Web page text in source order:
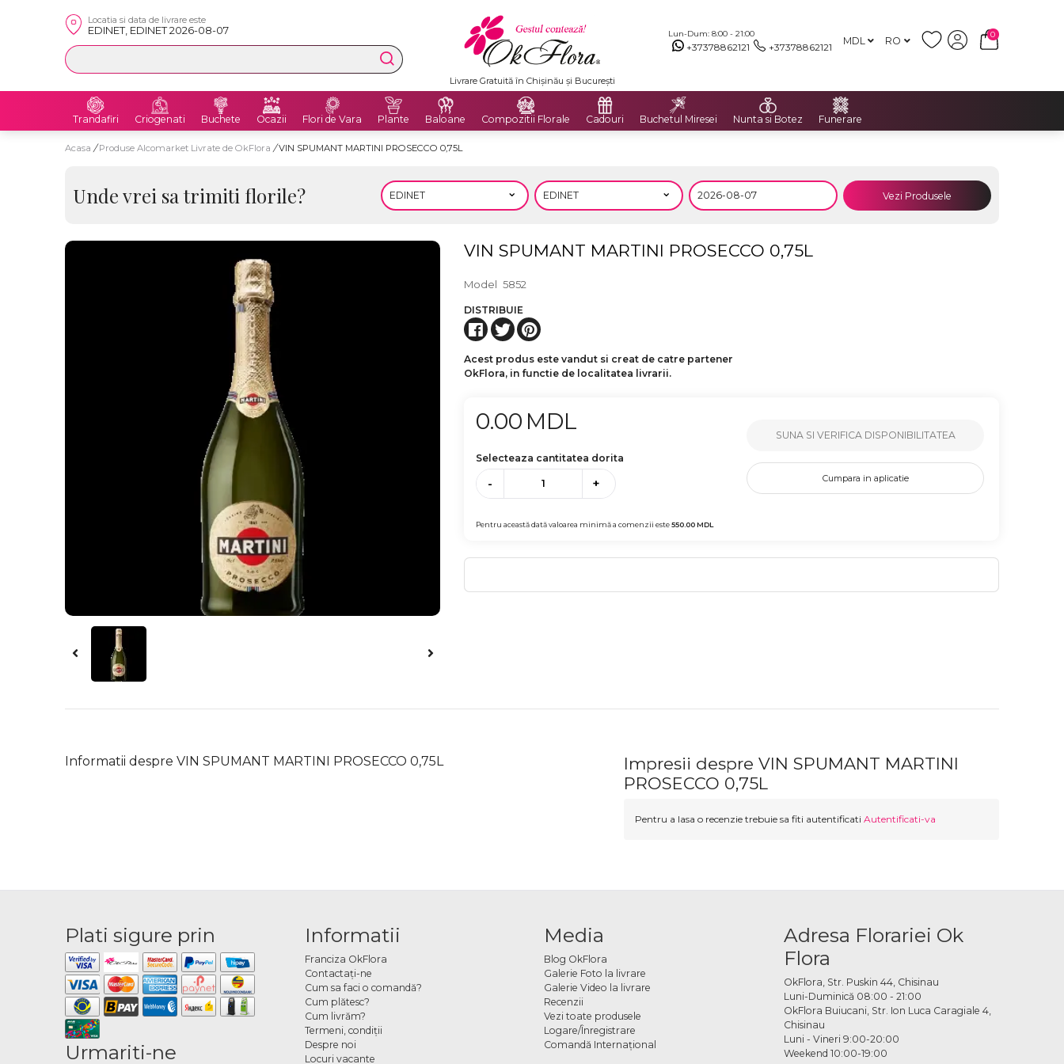
Locatia si data de livrare este
EDINET, EDINET 2026-08-07 Lun-Dum: 8:00 - 21:00
+37378862121 +37378862121 MDL RO
0
Livrare Gratuită în Chișinău și București
Trandafiri Criogenati Buchete Ocazii Flori de Vara Plante Baloane Compozitii Florale Cadouri Buchetul Miresei Nunta si Botez Funerare
Acasa / Produse Alcomarket Livrate de OkFlora / VIN SPUMANT MARTINI PROSECCO 0,75L
Unde vrei sa trimiti florile? Vezi Produsele
VIN SPUMANT MARTINI PROSECCO 0,75L
Model 5852
DISTRIBUIE
Acest produs este vandut si creat de catre partener
OkFlora, in functie de localitatea livrarii.
0.00 MDL
Selecteaza cantitatea dorita
- +
Pentru această dată valoarea minimă a comenzii este550.00MDL
SUNA SI VERIFICA DISPONIBILITATEA
Cumpara in aplicatie
Informatii despre VIN SPUMANT MARTINI PROSECCO 0,75L
Impresii despre VIN SPUMANT MARTINI
PROSECCO 0,75L
Pentru a lasa o recenzie trebuie sa fiti autentificati Autentificati-va
Plati sigure prin
Urmariti-ne
Informatii
Franciza OkFlora
Contactaţi-ne
Cum sa faci o comandă?
Cum plătesc?
Cum livrăm?
Termeni, condiţii
Despre noi
Locuri vacante
Media
Blog OkFlora
Galerie Foto la livrare
Galerie Video la livrare
Recenzii
Vezi toate produsele
Logare/Înregistrare
Comandă Internațional
Adresa Florariei Ok
Flora
OkFlora, Str. Puskin 44, Chisinau
Luni-Duminică 08:00 - 21:00
OkFlora Buiucani, Str. Ion Luca Caragiale 4,
Chisinau
Luni - Vineri 9:00-20:00
Weekend 10:00-19:00